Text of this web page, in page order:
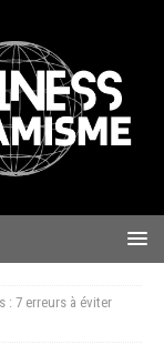
: 7 erreurs à éviter